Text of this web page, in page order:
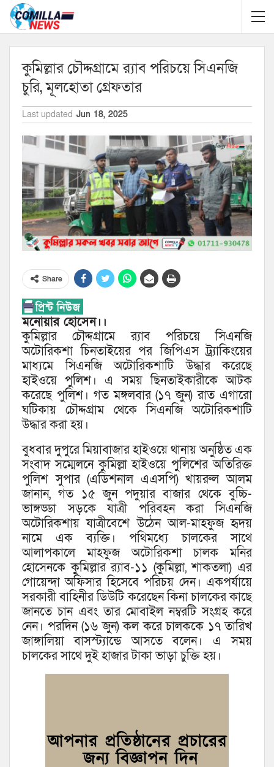
কুমিল্লার চৌদ্দগ্রামে র‌্যাব পরিচয়ে সিএনজি
চুরি, মূলহোতা গ্রেফতার
Last updated Jun 18, 2025
Share
মনোয়ার হোসেন।।
কুমিল্লার চৌদ্দগ্রামে র‌্যাব পরিচয়ে সিএনজি
অটোরিকশা চিনতাইয়ের পর জিপিএস ট্র্যাকিংয়ের
মাধ্যমে সিএনজি অটোরিকশাটি উদ্ধার করেছে
হাইওয়ে পুলিশ। এ সময় ছিনতাইকারীকে আটক
করেছে পুলিশ। গত মঙ্গলবার (১৭ জুন) রাত এগারো
ঘটিকায় চৌদ্দগ্রাম থেকে সিএনজি অটোরিকশাটি
উদ্ধার করা হয়।
বুধবার দুপুরে মিয়াবাজার হাইওয়ে থানায় অনুষ্ঠিত এক
সংবাদ সম্মেলনে কুমিল্লা হাইওয়ে পুলিশের অতিরিক্ত
পুলিশ সুপার (এডিশনাল এএসপি) খায়রুল আলম
জানান, গত ১৫ জুন পদুয়ার বাজার থেকে বুচ্চি-
ভাঙ্গড্ডা সড়কে যাত্রী পরিবহন করা সিএনজি
অটোরিকশায় যাত্রীবেশে উঠেন আল-মাহফুজ হৃদয়
নামে এক ব্যক্তি। পথিমধ্যে চালকের সাথে
আলাপকালে মাহফুজ অটোরিকশা চালক মনির
হোসেনকে কুমিল্লার র‌্যাব-১১ (কুমিল্লা, শাকতলা) এর
গোয়েন্দা অফিসার হিসেবে পরিচয় দেন। একপর্যায়ে
সরকারী বাহিনীর ডিউটি করেছেন কিনা চালকের কাছে
জানতে চান এবং তার মোবাইল নম্বরটি সংগ্রহ করে
নেন। পরদিন (১৬ জুন) কল করে চালককে ১৭ তারিখ
জাঙ্গালিয়া বাসস্ট্যান্ডে আসতে বলেন। এ সময়
চালকের সাথে দুই হাজার টাকা ভাড়া চুক্তি হয়।